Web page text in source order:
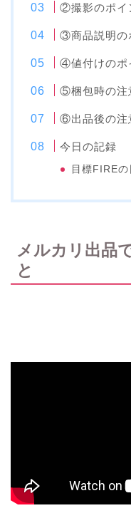
②撮影のポイ
③商品説明の
④値付けのポ
⑤梱包時の注
⑥出品後の注
今日の記録
目標FIREの
メルカリ出品
と